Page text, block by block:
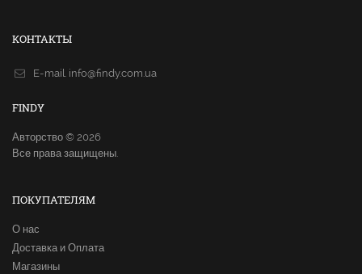
КОНТАКТЫ
E-mail. info@findy.com.ua
FINDY
Авторство © 2026
Все права защищены.
ПОКУПАТЕЛЯМ
О нас
Доставка и Оплата
Магазины